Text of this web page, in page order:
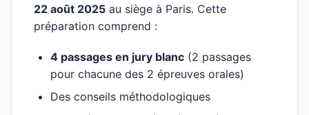
22 août 2025 au siège à Paris. Cette
préparation comprend :
4 passages en jury blanc (2 passages
pour chacune des 2 épreuves orales)
Des conseils méthodologiques